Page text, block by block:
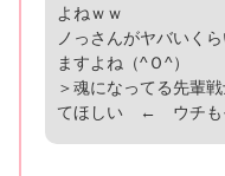
よねｗｗ
ノっさんがヤバいく
ますよね（^Ｏ^）
＞魂になってる先輩
てほしい ← ウチも